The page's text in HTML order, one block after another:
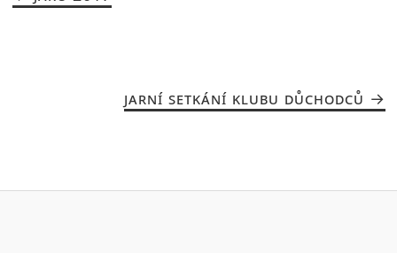
JARNÍ SETKÁNÍ KLUBU DŮCHODCŮ